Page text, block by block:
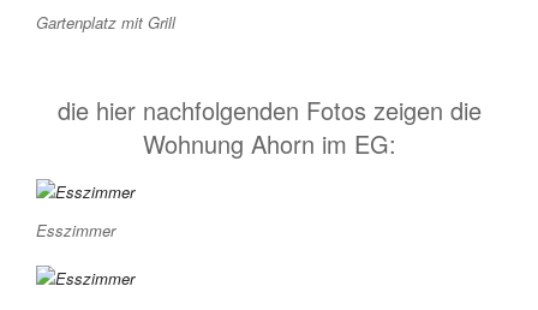
Gartenplatz mit Grill
die hier nachfolgenden Fotos zeigen die
Wohnung Ahorn im EG:
Esszimmer